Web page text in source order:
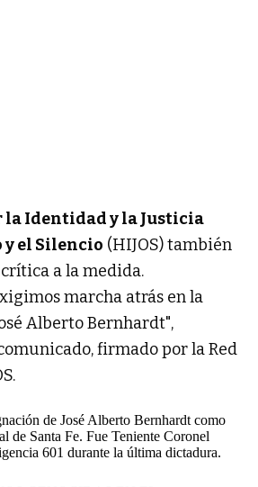
la Identidad y la Justicia
y el Silencio (HIJOS) también
a la medida.
marcha atrás en la
Alberto Bernhardt",
firmado por la Red
de José Alberto Bernhardt como
de Santa Fe. Fue Teniente Coronel
601 durante la última dictadura.